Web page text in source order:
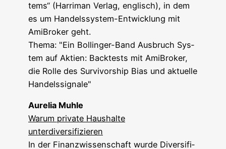
tems“ (Harri­man Ver­lag, eng­lisch), in dem
es um Han­dels­sys­tem-Ent­wick­lung mit
Ami­Bro­ker geht.
The­ma: "Ein Bol­lin­ger-Band Aus­bruch Sys­
tem auf Akti­en: Back­tests mit Ami­Bro­ker,
die Rol­le des Sur­vi­vor­ship Bias und aktu­el­le
Handelssignale"
Aure­lia Muhle
War­um pri­va­te Haus­hal­te
unterdiversifizieren
In der Finanz­wis­sen­schaft wur­de Diver­si­fi­